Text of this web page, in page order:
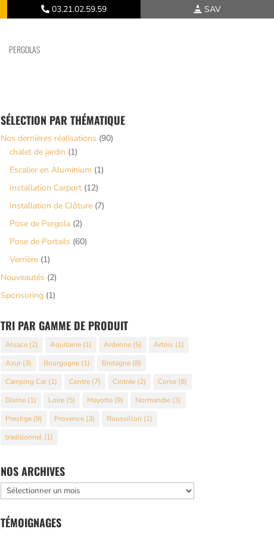
03.21.02.59.59 SAV
PERGOLAS
SÉLECTION PAR THÉMATIQUE
Nos dernières réalisations (90)
chalet de jardin (1)
Escalier en Aluminium (1)
Installation Carport(12)
Installation de Clôture(7)
Pose de Pergola(2)
Pose de Portails (60)
Verrière(1)
Nouveautés (2)
Sponsoring(1)
TRI PAR GAMME DE PRODUIT
Alsace(2) Aquitaine(1) Ardenne(5) Artois(1)
Azur(3) Bourgogne(1) Bretagne(8)
Camping Car(1) Centre(7) Cintrée(2) Corse(8)
Divine(1) Loire(5) Mayotte(9) Normandie(3)
Prestige(9) Provence(3) Roussillon (1)
traditionnel(1)
NOS ARCHIVES
Nos
archives
TÉMOIGNAGES